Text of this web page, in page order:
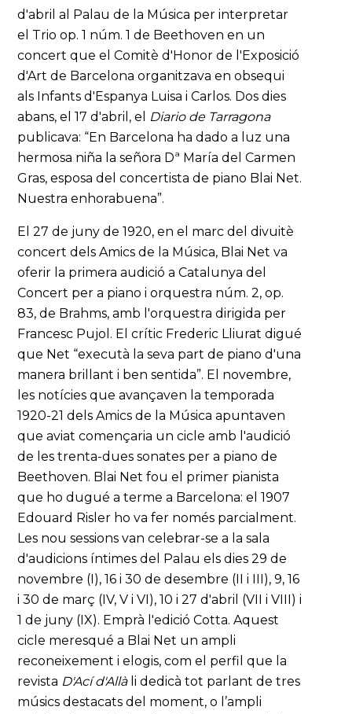
d'abril al Palau de la Música per interpretar
el Trio op. 1 núm. 1 de Beethoven en un
concert que el Comitè d'Honor de l'Exposició
d'Art de Barcelona organitzava en obsequi
als Infants d'Espanya Luisa i Carlos. Dos dies
abans, el 17 d'abril, el Diario de Tarragona
publicava: “En Barcelona ha dado a luz una
hermosa niña la señora Dª María del Carmen
Gras, esposa del concertista de piano Blai Net.
Nuestra enhorabuena”.
El 27 de juny de 1920, en el marc del divuitè
concert dels Amics de la Música, Blai Net va
oferir la primera audició a Catalunya del
Concert per a piano i orquestra núm. 2, op.
83, de Brahms, amb l'orquestra dirigida per
Francesc Pujol. El crític Frederic Lliurat digué
que Net “executà la seva part de piano d'una
manera brillant i ben sentida”. El novembre,
les notícies que avançaven la temporada
1920-21 dels Amics de la Música apuntaven
que aviat començaria un cicle amb l'audició
de les trenta-dues sonates per a piano de
Beethoven. Blai Net fou el primer pianista
que ho dugué a terme a Barcelona: el 1907
Edouard Risler ho va fer només parcialment.
Les nou sessions van celebrar-se a la sala
d'audicions íntimes del Palau els dies 29 de
novembre (I), 16 i 30 de desembre (II i III), 9, 16
i 30 de març (IV, V i VI), 10 i 27 d'abril (VII i VIII) i
1 de juny (IX). Emprà l'edició Cotta. Aquest
cicle meresqué a Blai Net un ampli
reconeixement i elogis, com el perfil que la
revista D'Ací d'Allàli dedicà tot parlant de tres
músics destacats del moment, o l’ampli